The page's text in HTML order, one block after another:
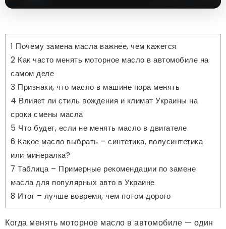
1 Почему замена масла важнее, чем кажется
2 Как часто менять моторное масло в автомобиле на
самом деле
3 Признаки, что масло в машине пора менять
4 Влияет ли стиль вождения и климат Украины на
сроки смены масла
5 Что будет, если не менять масло в двигателе
6 Какое масло выбрать – синтетика, полусинтетика
или минералка?
7 Таблица – Примерные рекомендации по замене
масла для популярных авто в Украине
8 Итог – лучше вовремя, чем потом дорого
Когда менять моторное масло в автомобиле — один